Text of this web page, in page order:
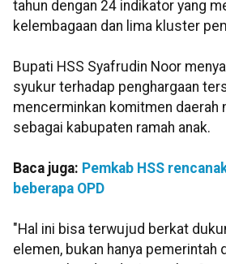
tahun dengan 24 indikator yang
kelembagaan dan lima kluster
Bupati HSS Syafrudin Noor
syukur terhadap penghargaan
mencerminkan komitmen daerah
sebagai kabupaten ramah anak.
Baca juga: Pemkab HSS
beberapa OPD
"Hal ini bisa terwujud berkat
elemen, bukan hanya pemerintah